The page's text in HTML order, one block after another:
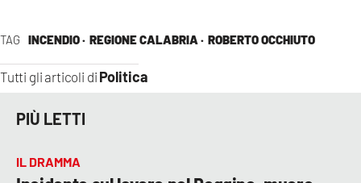
TAG INCENDIO · REGIONE CALABRIA · ROBERTO OCCHIUTO
Tutti gli articoli di Politica
PIÙ LETTI
IL DRAMMA